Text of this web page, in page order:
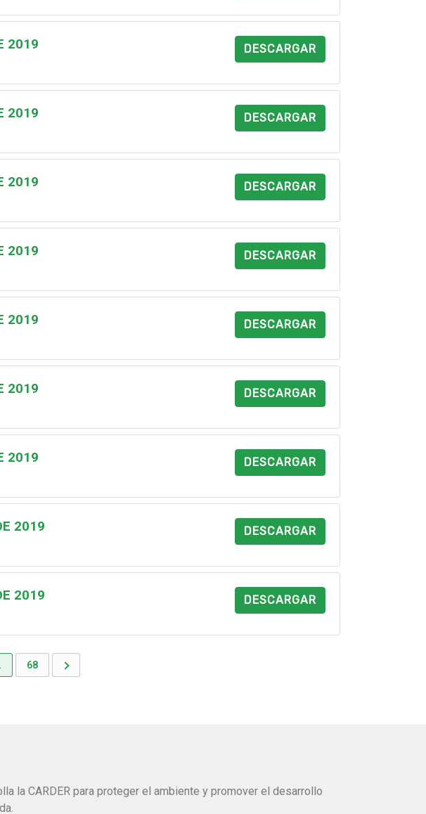
2019 DESCARGAR
2019 DESCARGAR
2019 DESCARGAR
2019 DESCARGAR
2019 DESCARGAR
2019 DESCARGAR
2019 DESCARGAR
2019 DESCARGAR
2019 DESCARGAR
68
la CARDER para proteger el ambiente y promover el desarrollo